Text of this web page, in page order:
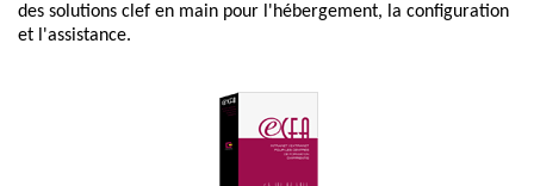
des solutions clef en main pour l'hébergement, la configuration
et l'assistance.